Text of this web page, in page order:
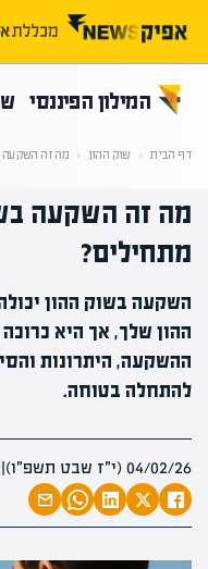
המילון הפיננסי
דף הבית ‹ שוק ההון ‹ מה זה השקעה
מה זה השקעה
מתחילים?
השקעה בשוק ההון
ההון שלך, אך היא
ההשקעה, היתרונות
להתחלה בטוחה.
04/02/26 (י״ז שבט תשפ״ו) |